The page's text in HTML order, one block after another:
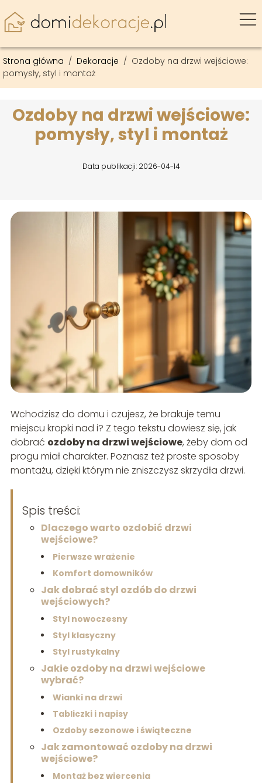
Strona główna / Dekoracje / Ozdoby na drzwi wejściowe:
pomysły, styl i montaż
Ozdoby na drzwi wejściowe:
pomysły, styl i montaż
Data publikacji: 2026-04-14
Wchodzisz do domu i czujesz, że brakuje temu
miejscu kropki nad i? Z tego tekstu dowiesz się, jak
dobrać ozdoby na drzwi wejściowe, żeby dom od
progu miał charakter. Poznasz też proste sposoby
montażu, dzięki którym nie zniszczysz skrzydła drzwi.
Spis treści:
Dlaczego warto ozdobić drzwi
wejściowe?
Pierwsze wrażenie
Komfort domowników
Jak dobrać styl ozdób do drzwi
wejściowych?
Styl nowoczesny
Styl klasyczny
Styl rustykalny
Jakie ozdoby na drzwi wejściowe
wybrać?
Wianki na drzwi
Tabliczki i napisy
Ozdoby sezonowe i świąteczne
Jak zamontować ozdoby na drzwi
wejściowe?
Montaż bez wiercenia